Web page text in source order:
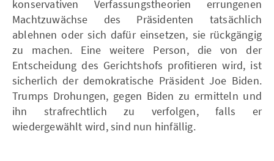
konservativen Verfassungstheorien errungenen
Machtzuwächse des Präsidenten tatsächlich
ablehnen oder sich dafür einsetzen, sie rückgängig
zu machen. Eine weitere Person, die von der
Entscheidung des Gerichtshofs profitieren wird, ist
sicherlich der demokratische Präsident Joe Biden.
Trumps Drohungen, gegen Biden zu ermitteln und
ihn strafrechtlich zu verfolgen, falls er
wiedergewählt wird, sind nun hinfällig.